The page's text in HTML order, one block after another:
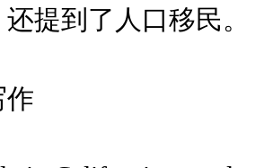
提到了人口移民。